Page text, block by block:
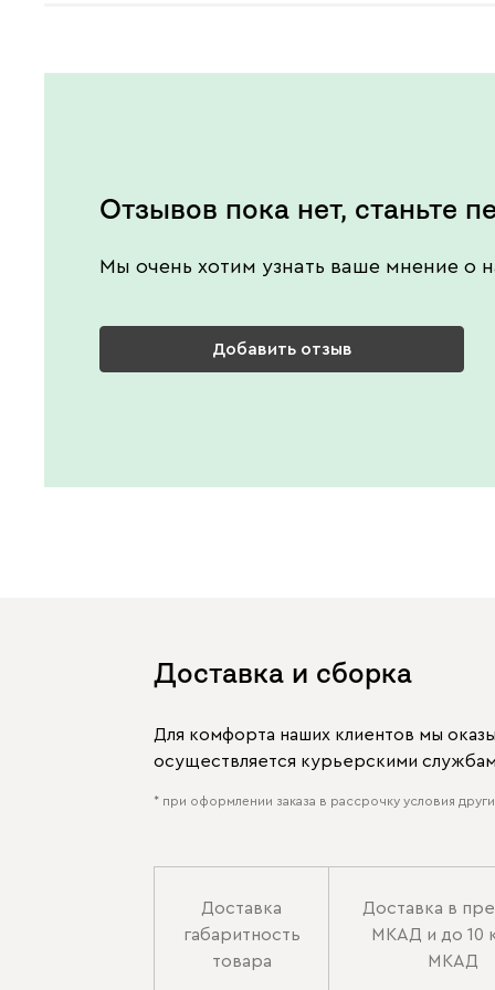
Отзывов пока нет, станьте
Мы очень хотим узнать ваше мнение о
Добавить отзыв
Доставка и сборка
Для комфорта наших клиентов мы
осуществляется курьерскими
* при оформлении заказа в рассрочку условия
Доставка
габаритность
товара
Доставка в
МКАД и до 10
МКАД